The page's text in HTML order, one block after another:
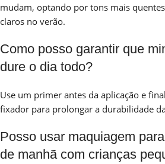
mudam, optando por tons mais
claros no verão.
Como posso garantir que
dure o dia todo?
Use um primer antes da aplicação e
fixador para prolongar a durabilidade
Posso usar maquiagem
de manhã com crianças